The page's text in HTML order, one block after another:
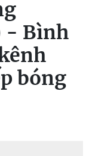
- Bình
bóng